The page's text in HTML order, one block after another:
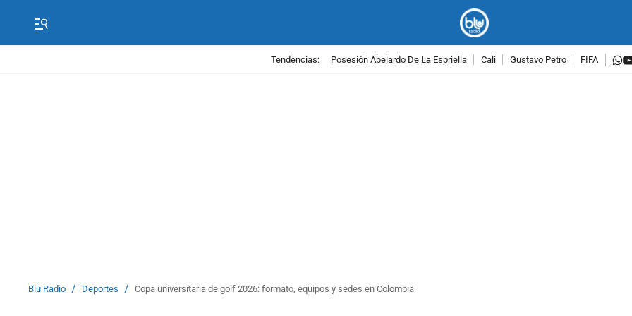
Tendencias: Posesión Abelardo De La Espriella Cali Gustavo Petro FIFA
Blu Radio / Deportes / Copa universitaria de golf 2026: formato, equipos y sedes en Colombia